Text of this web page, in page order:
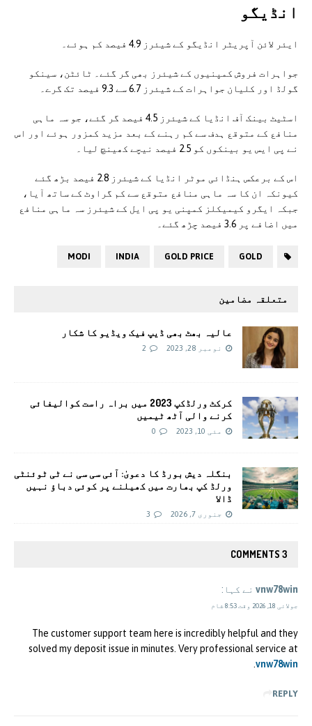
انڈیگو
ایئر لائن آپریٹر انڈیگو کے شیئرز 4.9 فیصد کم ہوئے۔
جواہرات فروش کمپنیوں کے شیئرز بھی گر گئے۔ ٹائٹن، سینکو
گولڈ اور کلیان جواہرات کے شیئرز 6.7 سے 9.3 فیصد تک گرے۔
اسٹیٹ بینک آف انڈیا کے شیئرز 4.5 فیصد گر گئے، جو سہ ماہی
منافع کے متوقع ہدف سے کم رہنے کے بعد مزید کمزور ہوئے اور اس
نے پی ایس یو بینکوں کو 2.5 فیصد نیچے کھینچ لیا۔
اس کے برعکس ہنڈائی موٹر انڈیا کے شیئرز 2.8 فیصد بڑھ گئے
کیونکہ ان کا سہ ماہی منافع متوقع سے کم گراوٹ کے ساتھ آیا،
جبکہ ایگرو کیمیکلز کمپنی یو پی ایل کے شیئرز سہ ماہی منافع
میں اضافے پر 3.6 فیصد چڑھ گئے۔
GOLD
GOLD PRICE
INDIA
MODI
متعلقہ مضامین
عالیہ بھٹ بھی ڈیپ فیک ویڈیو کا شکار
نومبر 28, 2023 2
کرکٹ ورلڈکپ 2023 میں براہ راست کوالیفائی
کرنے والی آٹھ ٹیمیں
مئی 10, 2023 0
بنگلہ دیش بورڈ کا دعویٰ: آئی سی سی نے ٹی ٹوئنٹی
ورلڈ کپ بھارت میں کھیلنے پر کوئی دباؤ نہیں
ڈالا
جنوری 7, 2026 3
3 COMMENTS
vnw78win نے کہا:
جولائی 18, 2026 وقت 8:53 شام
The customer support team here is incredibly helpful and they
solved my deposit issue in minutes. Very professional service at
vnw78win
REPLY